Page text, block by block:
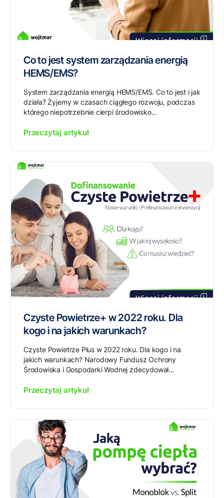
Co to jest system zarządzania energią
HEMS/EMS?
System zarządzania energią HEMS/EMS. Co to jest i jak
działa? Żyjemy w czasach ciągłego rozwoju, podczas
którego niepotrzebnie cierpi środowisko...
Przeczytaj artykuł
Czyste Powietrze+ w 2022 roku. Dla
kogo i na jakich warunkach?
Czyste Powietrze Plus w 2022 roku. Dla kogo i na
jakich warunkach? Narodowy Fundusz Ochrony
Środowiska i Gospodarki Wodnej zdecydował...
Przeczytaj artykuł